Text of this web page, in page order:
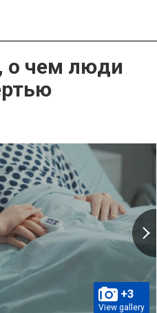
о чем люди
+3
View gallery